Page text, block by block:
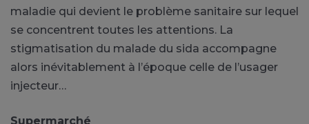
maladie qui devient le problème sanitaire sur lequel
se concentrent toutes les attentions. La
stigmatisation du malade du sida accompagne
alors inévitablement à l’époque celle de l’usager
injecteur…
Supermarché